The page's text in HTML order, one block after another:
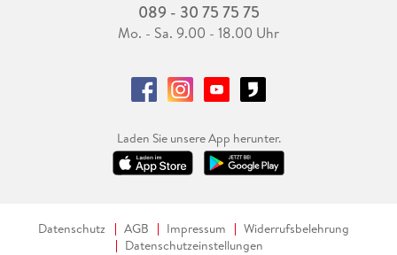
089 - 30 75 75 75
Mo. - Sa. 9.00 - 18.00 Uhr
Laden Sie unsere App herunter.
Datenschutz AGB Impressum
Widerrufsbelehrung
Datenschutzeinstellungen